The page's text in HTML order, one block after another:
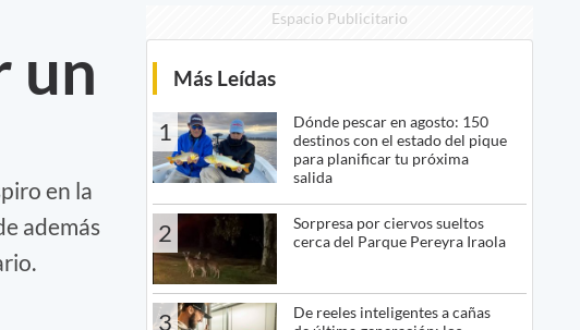
un
en la
además
Espacio Publicitario
Más Leídas
1
Dónde pescar en agosto: 150
destinos con el estado del pique
para planificar tu próxima
salida
2
Sorpresa por ciervos sueltos
cerca del Parque Pereyra Iraola
3
De reeles inteligentes a cañas